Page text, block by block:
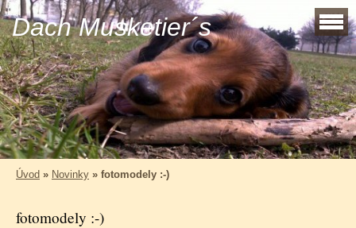
Dach Musketier´s
Úvod » Novinky » fotomodely :-)
fotomodely :-)